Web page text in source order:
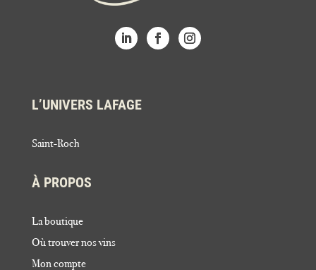
L’UNIVERS LAFAGE
Saint-Roch
À PROPOS
La boutique
Où trouver nos vins
Mon compte